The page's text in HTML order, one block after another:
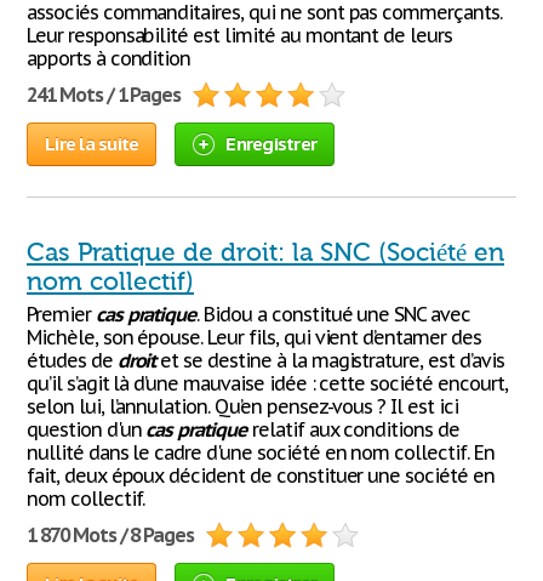
associés commanditaires, qui ne sont pas commerçants.
Leur responsabilité est limité au montant de leurs
apports à condition
241 Mots / 1 Pages
Lire la suite Enregistrer
Cas Pratique de droit: la SNC (Société en
nom collectif)
Premier cas pratique. Bidou a constitué une SNC avec
Michèle, son épouse. Leur fils, qui vient d’entamer des
études de droitet se destine à la magistrature, est d’avis
qu’il s’agit là d’une mauvaise idée : cette société encourt,
selon lui, l’annulation. Qu’en pensez-vous ? Il est ici
question d'un cas pratiquerelatif aux conditions de
nullité dans le cadre d'une société en nom collectif. En
fait, deux époux décident de constituer une société en
nom collectif.
1 870 Mots / 8 Pages